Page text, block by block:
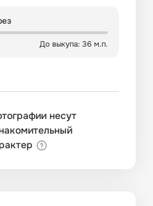
До выкупа: 36 м.п.
несут